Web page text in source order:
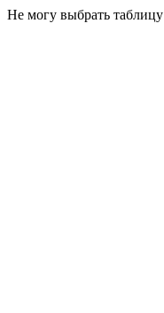
Не могу выбрать таблицу